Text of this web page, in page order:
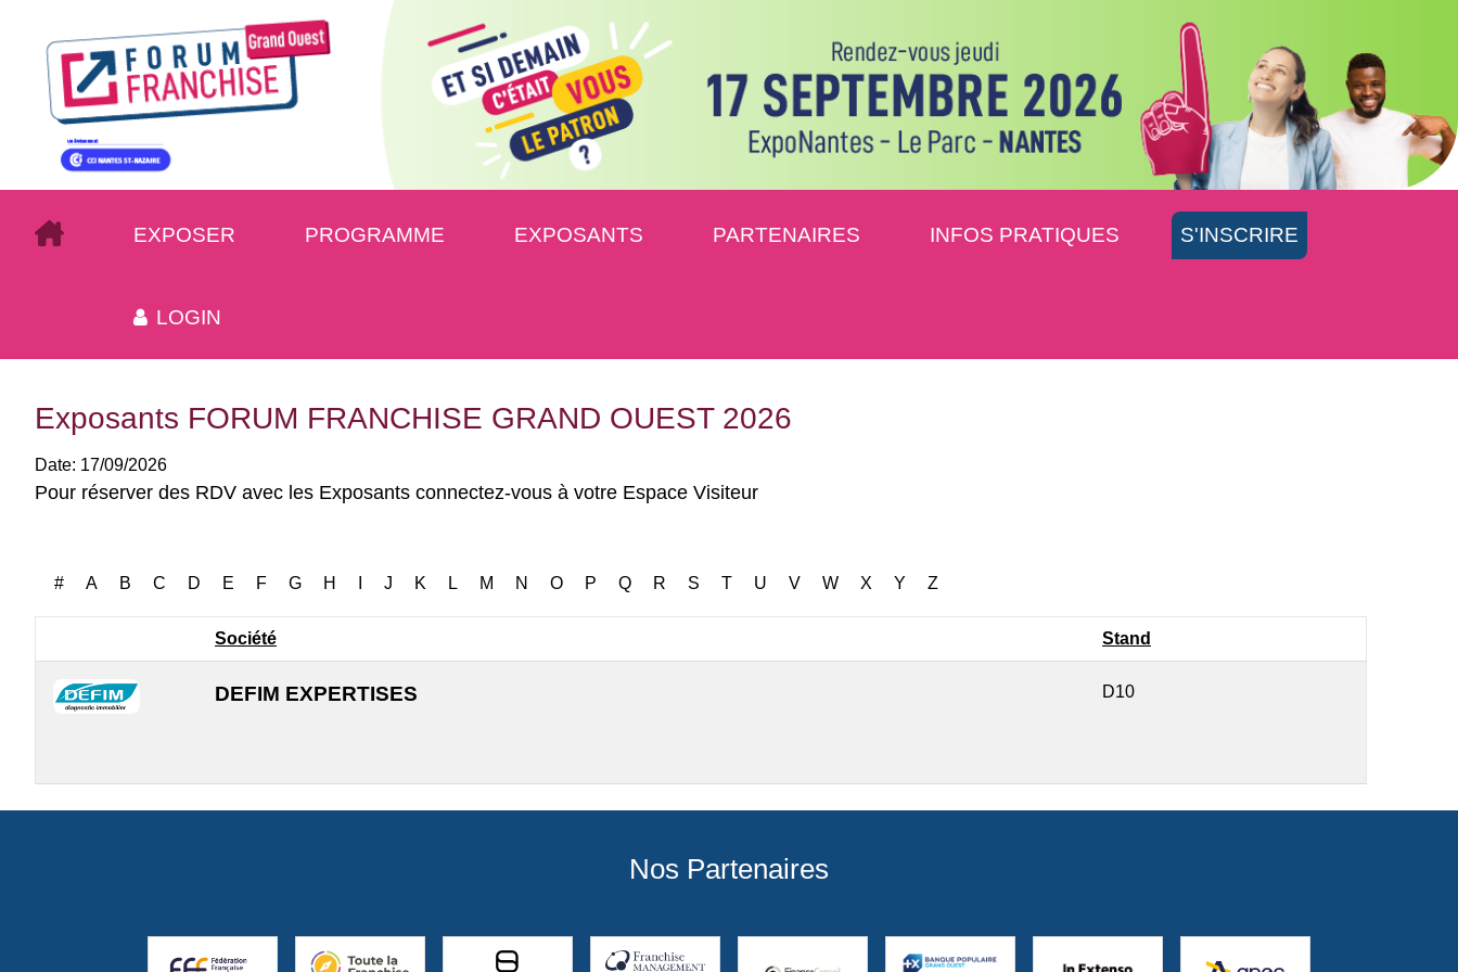
EXPOSER PROGRAMME EXPOSANTS PARTENAIRES INFOS PRATIQUES S'INSCRIRE
LOGIN
Exposants FORUM FRANCHISE GRAND OUEST 2026
Date: 17/09/2026
# A B C D E F G H J K L M N O P Q R S T U V W X Y Z
Société Stand
DEFIM EXPERTISES D10
Nos Partenaires